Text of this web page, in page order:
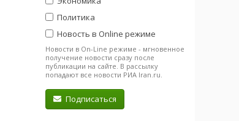
Политика
Новость в Online режиме
Новости в On-Line режиме - мгновенное
получение новости сразу после
публикации на сайте. В рассылку
попадают все новости РИА Iran.ru.
Подписаться